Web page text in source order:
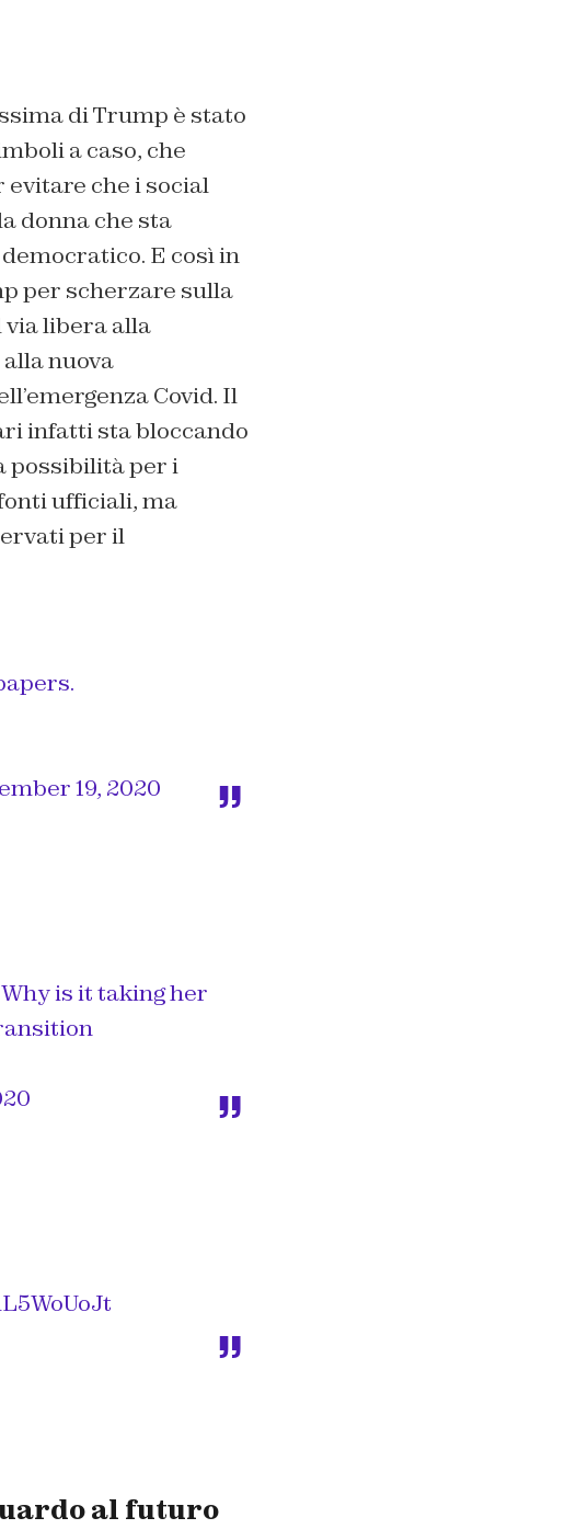
di Trump è stato
a caso, che
che i social
donna che sta
E così in
per scherzare sulla
libera alla
nuova
Covid. Il
infatti sta bloccando
possibilità per i
ufficiali, ma
per il
19, 2020
is it taking her
al futuro